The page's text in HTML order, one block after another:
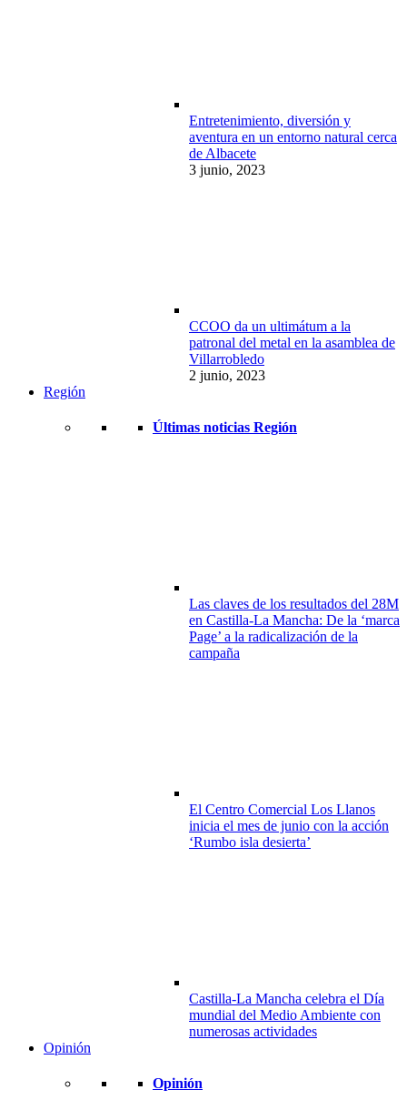
Entretenimiento, diversión y
aventura en un entorno natural cerca
de Albacete
3 junio, 2023
CCOO da un ultimátum a la
patronal del metal en la asamblea de
Villarrobledo
2 junio, 2023
Región
Últimas noticias Región
Las claves de los resultados del 28M
en Castilla-La Mancha: De la ‘marca
Page’ a la radicalización de la
campaña
El Centro Comercial Los Llanos
inicia el mes de junio con la acción
‘Rumbo isla desierta’
Castilla-La Mancha celebra el Día
mundial del Medio Ambiente con
numerosas actividades
Opinión
Opinión